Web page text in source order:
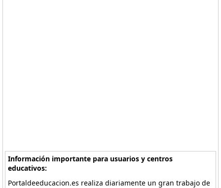
Información importante para usuarios y centros
educativos:
Portaldeeducacion.es realiza diariamente un gran trabajo de